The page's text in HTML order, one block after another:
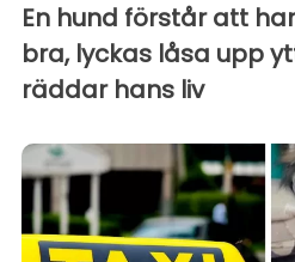
En hund förstår att
bra, lyckas låsa upp
räddar hans liv